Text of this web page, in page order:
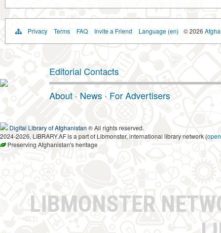
Privacy Terms FAQ Invite a Friend Language (en) © 2026
Editorial Contacts
About · News · For Advertisers
Digital Library of Afghanistan ® All rights reserved.
2024-2026, LIBRARY.AF is a part of Libmonster, international library network (
Preserving Afghanistan's heritage
LIBMONSTER